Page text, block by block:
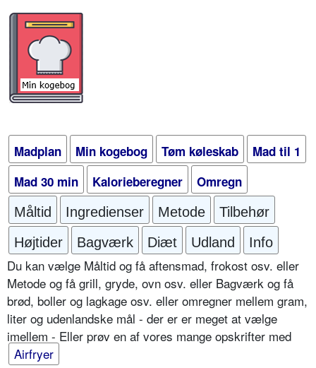
Madplan Min kogebog Tøm køleskab
Mad til 1
Mad 30 min
Kalorieberegner Omregn
Måltid Ingredienser Metode
Tilbehør
Højtider
Bagværk Diæt Udland Info
Du kan vælge Måltid og få aftensmad, frokost osv. eller
Metode og få grill, gryde, ovn osv. eller Bagværk og få
brød, boller og lagkage osv. eller omregner mellem gram,
liter og udenlandske mål - der er er meget at vælge
imellem - Eller prøv en af vores mange opskrifter med
Airfryer